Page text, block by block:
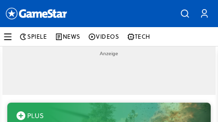
SPIELE NEWS VIDEOS TECH